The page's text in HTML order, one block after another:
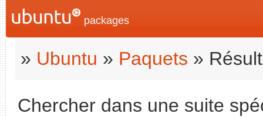
packages
» Ubuntu » Paquets »
Chercher dans une suite